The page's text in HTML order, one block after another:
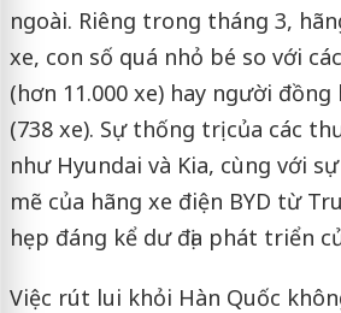
ngoài. Riêng trong tháng 3,
xe, con số quá nhỏ bé so với
(hơn 11.000 xe) hay người
(738 xe). Sự thống trị của các
như Hyundai và Kia, cùng với
mẽ của hãng xe điện BYD từ
hẹp đáng kể dư địa phát triển
Việc rút lui khỏi Hàn Quốc